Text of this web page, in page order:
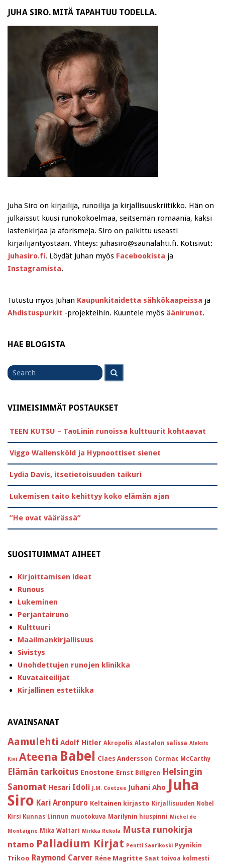
JUHA SIRO. MITÄ TAPAHTUU TODELLA.
Juha Siro on kirjailija, runoilija ja kirjallisuuskriitikko. Hän on
julkaissut kuusi runokokoelmaa, seitsemän romaania, kaksi
lastenkirjaa ja aforismeja. Siro on palkittu useasti
kirjailijantyöstään. Yhteys: juhasiro@saunalahti.fi. Kotisivut:
juhasiro.fi. Löydät Juhan myös Facebookista ja
Instagramista.
Tutustu myös Juhan Kaupunkitaidetta sähkökaapeissa ja
Ahdistuspurkit -projekteihin. Kuuntele myös äänirunot.
HAE BLOGISTA
Search
for
VIIMEISIMMÄT POSTAUKSET
TEEN KUTSU – TaoLinin runoissa kulttuurit kohtaavat
Viggo Wallensköld ja Hypnoottiset sienet
Lydia Davis, itsetietoisuuden taikuri
Lukemisen taito kehittyy koko elämän ajan
”He ovat väärässä”
SUOSITUIMMAT AIHEET
Kirjoittamisen ideat
Runous
Lukeminen
Perjantairuno
Kulttuuri
Maailmankirjallisuus
Sivistys
Unohdettujen runojen klinikka
Kuvataiteilijat
Kirjallinen estetiikka
AVAINSANAT
Aamulehti Adolf Hitler Akropolis Alastalon salissa Aleksis
Kivi Ateena Babel Claes Andersson Cormac McCarthy
Elämän tarkoitus Enostone Ernst Billgren Helsingin
Sanomat Hesari Idoli J.M. Coetzee Juhani Aho Juha
Siro Kari Aronpuro Keltainen kirjasto Kirjallisuuden Nobel
Kirsi Kunnas Linnun muotokuva Marilynin hiuspinni Michel de
Montaigne Mika Waltari Mirkka Rekola Musta runokirja
ntamo Palladium Kirjat Pentti Saarikoski Pyynikin
Trikoo Raymond Carver Réne Magritte Saat toivoa kolmesti